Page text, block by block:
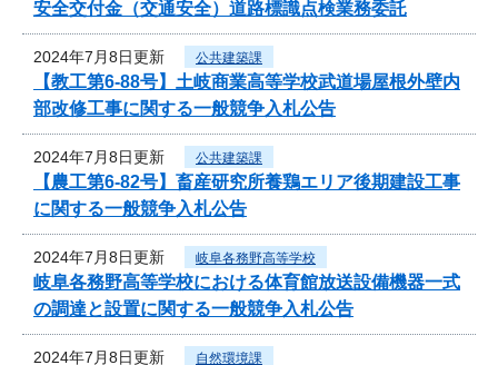
安全交付金（交通安全）道路標識点検業務委託
2024年7月8日更新 公共建築課
【教工第6-88号】土岐商業高等学校武道場屋根外壁内
部改修工事に関する一般競争入札公告
2024年7月8日更新 公共建築課
【農工第6-82号】畜産研究所養鶏エリア後期建設工事
に関する一般競争入札公告
2024年7月8日更新 岐阜各務野高等学校
岐阜各務野高等学校における体育館放送設備機器一式
の調達と設置に関する一般競争入札公告
2024年7月8日更新 自然環境課